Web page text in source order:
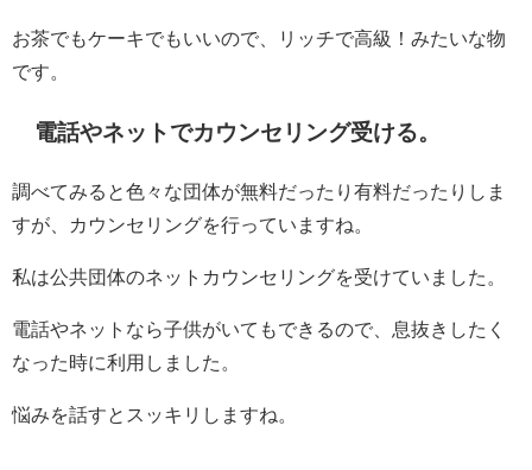
お茶でもケーキでもいいので、リッチで高級！みたいな物
です。
電話やネットでカウンセリング受ける。
調べてみると色々な団体が無料だったり有料だったりしま
すが、カウンセリングを行っていますね。
私は公共団体のネットカウンセリングを受けていました。
電話やネットなら子供がいてもできるので、息抜きしたく
なった時に利用しました。
悩みを話すとスッキリしますね。